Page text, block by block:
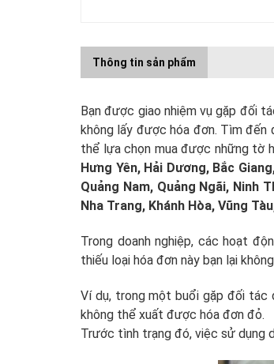
Thông tin sản phẩm
Bạn được giao nhiệm vụ gặp đối
không lấy được hóa đơn. Tìm đến
thể lựa chọn mua được những tờ
Hưng Yên, Hải Dương, Bắc
Quảng Nam, Quảng Ngãi, Ninh
Nha Trang, Khánh Hòa, Vũng
Trong doanh nghiệp, các hoạt
thiếu loại hóa đơn này bạn lại
Ví dụ, trong một buổi gặp đối tác
không thể xuất được hóa đơn đỏ.
Trước tình trạng đó, việc sử dụng